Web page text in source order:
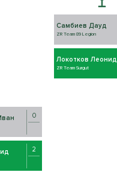
0
2
Самбиев Дауд
ZR Team 89 Legion
Локотков Леонид
ZR Team Surgut